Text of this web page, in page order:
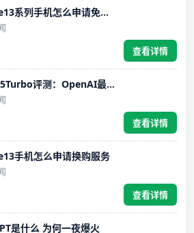
iPhone13系列手机怎么申请免息分期付款
查看详情
GPT-4.5Turbo评测：OpenAI最新模型的全方位升级与实用性分析
查看详情
手机怎么申请换购服务
查看详情
是什么 为何一夜爆火